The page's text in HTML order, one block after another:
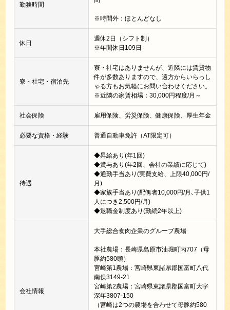
勤務時間
※時間外：ほとんどなし
休日
週休2日（シフト制）
※年間休日109日
寮・社宅・宿泊先
寮・社宅はありませんが、近隣には賃貸物
件が多数ありますので、遠方からいらっし
ゃる方もお気軽にお問い合わせください。
※近隣の家賃相場：30,000円程度/月～
社会保険 雇用保険、労災保険、健康保険、厚生年金
必要な資格・経験 普通自動車免許（AT限定可）
待遇
◆昇給あり(年1回)
◆賞与あり(年2回、会社の業績に応じて)
◆通勤手当あり(実費支給、上限40,000円/
月)
◆家族手当あり(配偶者10,000円/月､子供1
人につき2,500円/月)
◆退職金制度あり(勤続2年以上)
会社情報
大手総合食肉企業のグループ農場
本社農場：長崎県島原市油堀町丙707（母
豚約580頭）
宮崎第1農場：宮崎県東諸県郡国富町八代
南俣3149-21
宮崎第2農場：宮崎県東諸県郡国富町大字
深年3807-150
（宮崎は2つの農場を合わせて母豚約580